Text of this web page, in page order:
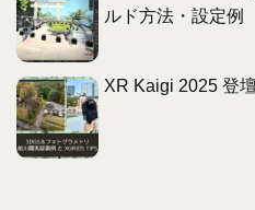
ルド方法・設定例
XR Kaigi 2025 登壇